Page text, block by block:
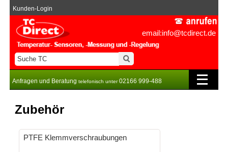
email:info@tcdirect.de
Kunden-Login
Anfragen und Beratung telefonisch unter02166 999-488
Zubehör
PTFE Klemmverschraubungen